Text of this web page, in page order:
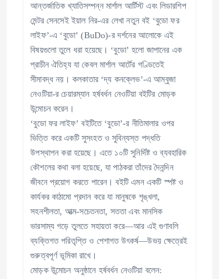
আন্তর্জাতিক খ্যাতিসম্পন্ন মার্শাল আর্টিস্ট এবং লিডারশিপ
মেন্টর সেনসেই ইয়াল নির-এর লেখা নতুন বই ‘বুডো ফর
লাইফ’-এ ‘বুডো’ (BuDo)-র দর্শনের আলোকে এই
বিষয়গুলো তুলে ধরা হয়েছে। ‘বুডো’ হলো জাপানের এক
প্রাচীন ঐতিহ্য যা কেবল মার্শাল আর্টের গণ্ডিতেই
সীমাবদ্ধ নয়। কলকাতার ‘দ্য কনক্লেভ’-এ আম্বুজা
নেওটিয়া-র চেয়ারম্যান হর্ষবর্ধন নেওটিয়া বইটির মোড়ক
উন্মোচন করেন।
‘বুডো ফর লাইফ’ ​​বইটিতে ‘বুডো’-র নীতিমালার ওপর
ভিত্তি করে একটি সুসংহত ও সুবিন্যস্ত পদ্ধতি
উপস্থাপন করা হয়েছে। এতে ১০টি সুনির্দিষ্ট ও ব্যবহারিক
কৌশলের কথা বলা হয়েছে, যা পাঠকরা তাঁদের দৈনন্দিন
জীবনে প্রয়োগ করতে পারেন। বইটি এমন একটি স্পষ্ট ও
কার্যকর কাঠামো প্রদান করে যা মানুষকে শৃঙ্খলা,
সহনশীলতা, আত্ম-সচেতনতা, সততা এবং মানসিক
ভারসাম্য গড়ে তুলতে সহায়তা করে—আর এই গুণাবলি
ব্যক্তিগত পরিতৃপ্তি ও পেশাগত উৎকর্ষ—উভয় ক্ষেত্রেই
গুরুত্বপূর্ণ ভূমিকা রাখে।
মোড়ক উন্মোচন অনুষ্ঠানে হর্ষবর্ধন নেওটিয়া বলেন: